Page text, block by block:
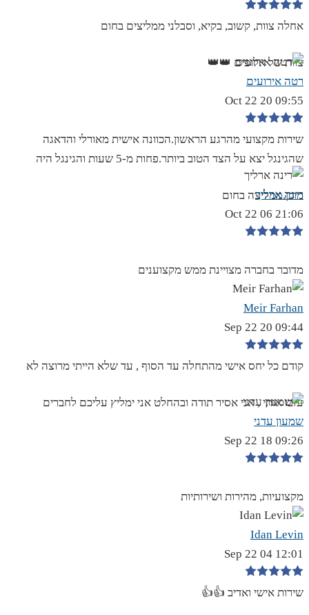
אחלה צוות, קשוב, בקיא, וסבלני ממליצים בחום
צוות של אלופים 👑👑
רטה אירועים
09:55 20 Oct 22
שירות מקצועי מהרגע הראשון.הכוונה אישית מאורלי והדאגה
שהגינגל יצא על הצד הטוב ביותר.פחות מ-5 שעות והגינגל היה
מוכן.ממליצה בחום
רינה ארליך
21:06 06 Oct 22
מדובר בחברה מצויינת ממש מקצוענים
Meir Farhan
09:44 20 Sep 22
קודם כל יחס אישי מהתחלה עד הסוף , עד שלא הייתי מרוצה לא
עזבו אותי , אני אסיר תודה ובהחלט אני ימליץ עליכם לחברים
שמעון עדני
09:26 18 Sep 22
מקצועיות, מהירות ושירותיות
Idan Levin
12:01 04 Sep 22
שירות אישי ואדיב 👍👍